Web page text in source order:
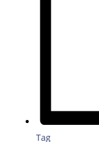
Tag